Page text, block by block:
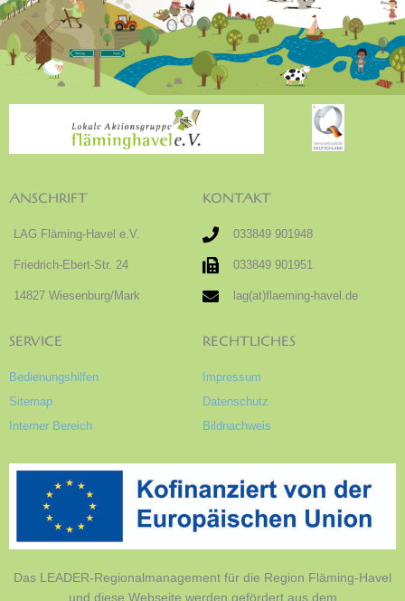
ANSCHRIFT
LAG Fläming-Havel e.V.
Friedrich-Ebert-Str. 24
14827 Wiesenburg/Mark
KONTAKT
033849 901948
033849 901951
lag(at)flaeming-havel.de
SERVICE
Bedienungshilfen
Sitemap
Interner Bereich
RECHTLICHES
Impressum
Datenschutz
Bildnachweis
Das LEADER-Regionalmanagement für die Region Fläming-Havel
und diese Webseite werden gefördert aus dem